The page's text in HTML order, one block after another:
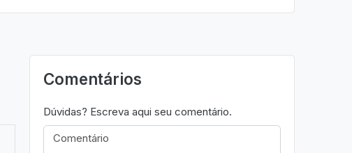
Comentários
Dúvidas? Escreva aqui seu comentário.